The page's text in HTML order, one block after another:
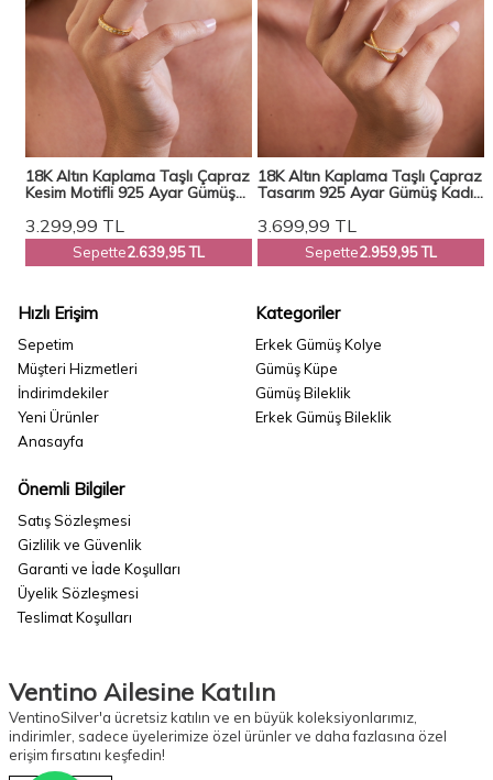
18K Altın Kaplama Taşlı Çapraz
Kesim Motifli 925 Ayar Gümüş
Ventino
3.299,99 TL
Sepette2.639,95 TL
18K Altın Kaplama Taşlı Çapraz
Tasarım 925 Ayar Gümüş Kadın
3.699,99 TL
Sepette2.959,95 TL
Hızlı Erişim
Sepetim
Müşteri Hizmetleri
İndirimdekiler
Yeni Ürünler
Anasayfa
Kategoriler
Erkek Gümüş Kolye
Gümüş Küpe
Gümüş Bileklik
Erkek Gümüş Bileklik
Önemli Bilgiler
Satış Sözleşmesi
Gizlilik ve Güvenlik
Garanti ve İade Koşulları
Üyelik Sözleşmesi
Teslimat Koşulları
Ventino Ailesine Katılın
VentinoSilver'a ücretsiz katılın ve en büyük koleksiyonlarımız,
indirimler, sadece üyelerimize özel ürünler ve daha fazlasına özel
erişim fırsatını keşfedin!